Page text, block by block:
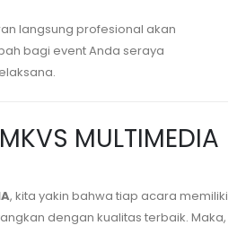
langsung profesional akan
bagi event Anda seraya
MULTIMEDIA
, kita yakin bahwa tiap acara memiliki
dengan kualitas terbaik. Maka,